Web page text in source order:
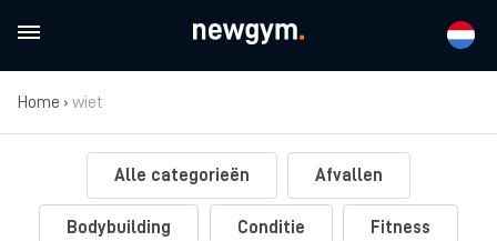
Home › wiet
Alle categorieën Afvallen
Bodybuilding Conditie Fitness